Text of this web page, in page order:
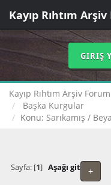
Kayıp Rıhtım
GIRIŞ
Kayıp Rıhtım Arşiv Forum
Başka Kurgular
Konu: Sarıkamış /
+
Sayfa: [1] Aşağı git